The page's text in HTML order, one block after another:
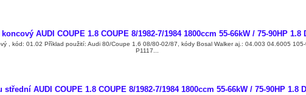
AUDI COUPE 1.8 COUPE 8/1982-7/1984 1800ccm 55-66kW / 75-90HP 1.8
, kód: 01.02 Příklad použití: Audi 80/Coupe 1.6 08/80-02/87, kódy Bosal Walker aj.: 04.003 04.6005
P1117...
AUDI COUPE 1.8 COUPE 8/1982-7/1984 1800ccm 55-66kW / 75-90HP 1.8